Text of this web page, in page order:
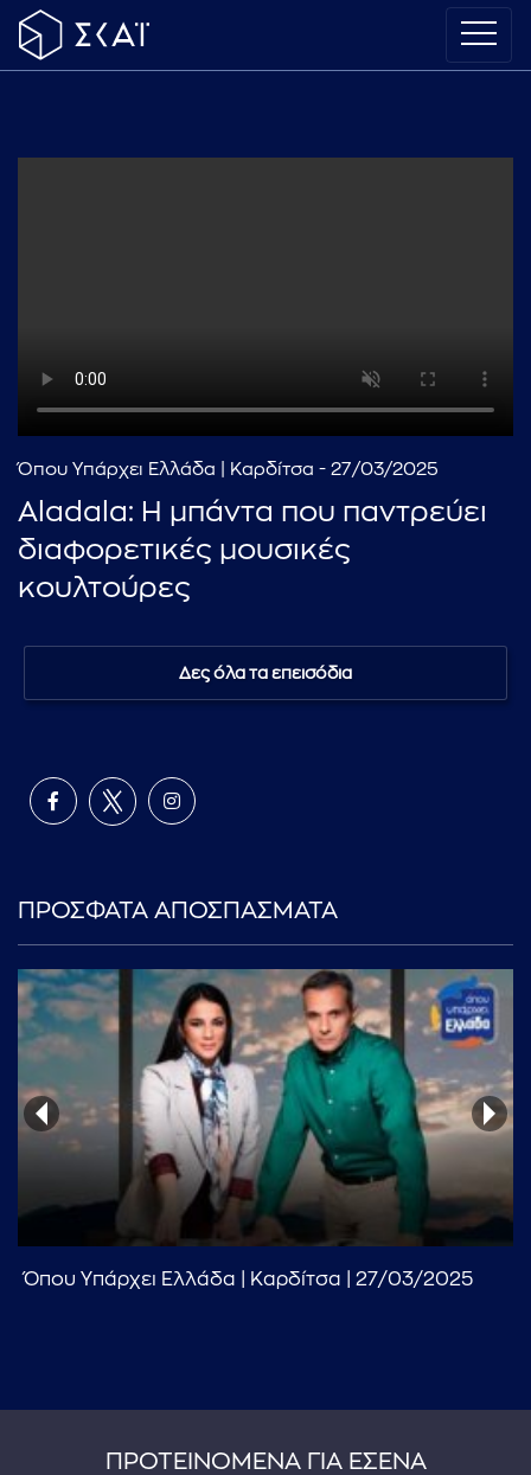
...πληκτρολογήστε κείμενο προς αναζήτηση
Όπου Υπάρχει Ελλάδα | Καρδίτσα - 27/03/2025
Aladala: Η μπάντα που παντρεύει
διαφορετικές μουσικές
κουλτούρες
Δες όλα τα επεισόδια
ΠΡΟΣΦΑΤΑ ΑΠΟΣΠΑΣΜΑΤΑ
Όπου Υπάρχει Ελλάδα | Καρδίτσα | 27/03/2025
ΠΡΟΤΕΙΝΟΜΕΝΑ ΓΙΑ ΕΣΕΝΑ